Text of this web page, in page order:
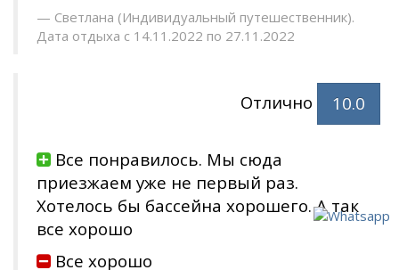
Светлана (Индивидуальный путешественник).
Дата отдыха с 14.11.2022 по 27.11.2022
Отлично 10.0
Все понравилось. Мы сюда
приезжаем уже не первый раз.
Хотелось бы бассейна хорошего. А так
все хорошо
Все хорошо